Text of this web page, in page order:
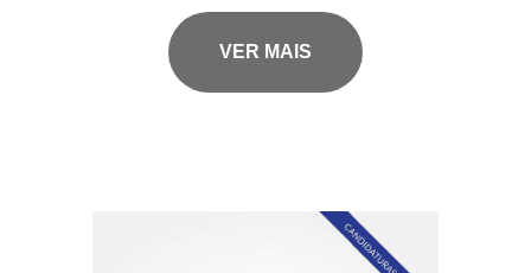
VER MAIS